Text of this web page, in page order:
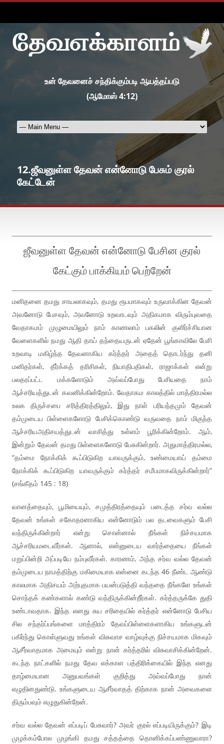
உன் தேவனைச் சந்திக்கும்படி ஆயத்தப்படு
(ஆமோஸ் 4:12)
12.ஜீவனுள்ள தேவன் என்னோடு பேசும் குரல்
கேட்டேன்
ஜீவனுள்ள தேவன் என்னோடு பேசின குரல்
கேட்கும் பாக்கியம் பெற்றேன்
மனிதனை தமது சாயலாகவும், தமது ரூபமாகவும் உருவாக்கின தேவன்
அவனோடு பேசவும், அவனோடு உறவாடவும் அதிகமாக விரும்புவதை
வேதாகமம் முழுமையிலும் நாம் காணலாம் பகலின் குளிர்ச்சியான
வேளைகளில் நமது ஆதி தாய் தந்தையருடன் ஏதேன் பூங்காவிலே பேசி
உறவாடி மகிழ்ந்த தேவனாகிய கர்த்தர் அதைத் தொடர்ந்து தனி
மனிதர்கள், தீர்க்கத் தரிசிகள், நியாதிபதிகள், ராஜாக்கள் என்று
பலதரப்பட்ட மக்களோடும் அவ்வப்போது பேசியதை நாம்
ஆச்சரியத்துடன் கவனிக்கின்றோம். வேதாகம காலத்தில் மாத்திரமல்ல
உலக திருச்சபை சரித்திரத்திலும், இது நாள் பரியந்தமும் தேவன்
தம்முடைய பிள்ளைகளோடு பேசிக்கொண்டு வருவதை நாம் மிகுந்த
ஆச்சரியஅதிசயத்துடன் வாசித்து உள்ளம் பூரிக்கின்றோம். ஆம்,
இன்றும் தேவன் தமது பிள்ளைகளோடு பேசுகின்றார். அதுமாத்திரமல்ல,
“தம்மை நோக்கிக் கூப்பிடுகிற யாவருக்கும், உண்மையாய் தம்மை
நோக்கிக் கூப்பிடுகிற யாவருக்கும் கர்த்தர் சமீபமாகவிருக்கின்றார்”
(சங்கீதம் 145 : 18)
வானத்தையும், பூமியையும், சமுத்திரத்தையும் படைத்த சர்வ வல்ல
தேவன் உங்கள் சகோதரனாகிய என்னோடும் பல தடவைகளும் பேசி
வந்திருக்கின்றார் என்று சொன்னால் நீங்கள் நிச்சயமாக
ஆச்சரியமடைவீர்கள். ஆனால், என்னுடைய வார்த்தையை நீங்கள்
மறுப்பின்றி அப்படியே நம்புவீர்கள். காரணம், அந்த சர்வ வல்ல தேவன்
தம்முடைய நாமத்திற்கு மகிமையாக என்னை கடந்த 46 நீண்ட ஆண்டு
காலமாக அதிசயம் அற்புதமாக பயன்படுத்தி வந்ததை நீங்களே உங்கள்
சொந்தக் கண்களால் கண்டு வந்திருக்கின்றீர்கள். கர்த்தருக்கே துதி
உண்டாவதாக. இந்த எனது சுய சரிதையில் கர்த்தர் என்னோடு பேசிய
சில சந்தர்ப்பங்களை மாத்திரம் தேவப்பிள்ளைகளாகிய உங்களுடன்
பகிர்ந்து கொள்ளுவது உங்கள் விசுவாச வாழ்வுக்கு நிச்சயமாக மிகவும்
ஆசீர்வாதமாக அமையும் என்று நான் கர்த்தரில் விசுவாசிக்கின்றேன்.
கடந்த நாட்களில் நமது தேவ எக்காள பத்திரிக்கையில் இந்த எனது
தாழ்மையான அனுபவங்கள் குறித்து அவ்வப்போது நான்
எழுதினதுண்டு. உங்களுடைய ஆசீர்வாதத் திற்காக நான் அவைகளை
திரும்பவும் எழுதுகின்றேன்.
சர்வ வல்ல தேவன் எப்படிப் பேசுவார்? அவர் குரல் எப்படியிருக்கும்? இடி
முழக்கம்போல முழங்கி தமது சத்தத்தை தொனிக்கப்பண்ணுவாரா?